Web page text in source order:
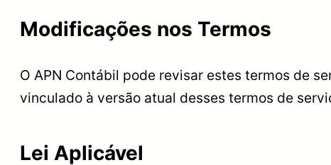
Modificações nos Termos
O APN Contábil pode revisar estes termos de
vinculado à versão atual desses termos de
Lei Aplicável